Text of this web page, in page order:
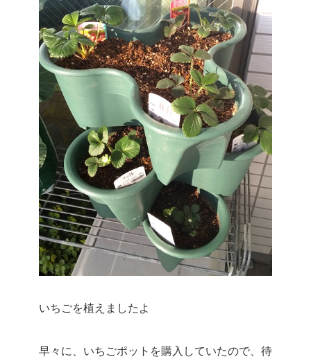
いちごを植えましたよ
早々に、いちごポットを購入していたので、待